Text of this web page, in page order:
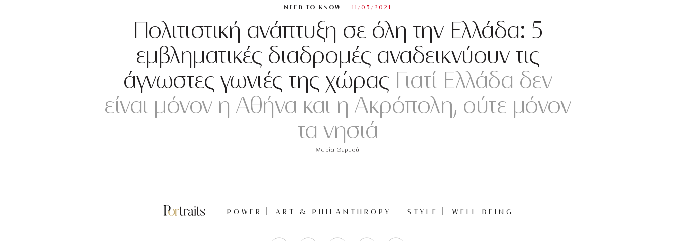
NEED TO KNOW 11/05/2021
Πολιτιστική ανάπτυξη σε όλη την Ελλάδα: 5
εμβληματικές διαδρομές αναδεικνύουν τις
άγνωστες γωνιές της χώρας Γιατί Ελλάδα δεν
είναι μόνον η Αθήνα και η Ακρόπολη, ούτε μόνον
τα νησιά
Μαρία Θερμού
POWER ART & PHILANTHROPY STYLE WELL BEING